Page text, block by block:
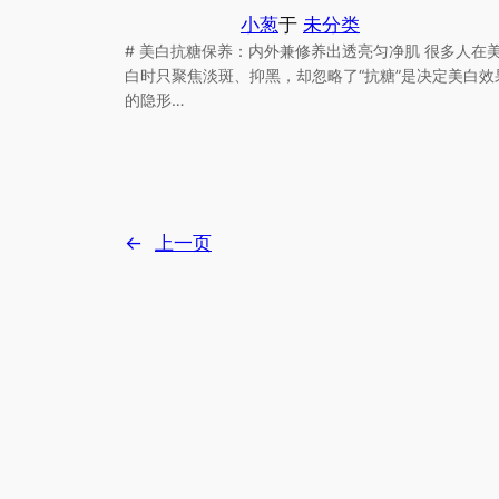
小葱于 未分类
# 美白抗糖保养：内外兼修养出透亮匀净肌 很多人在
白时只聚焦淡斑、抑黑，却忽略了“抗糖”是决定美白效
的隐形…
← 上一页